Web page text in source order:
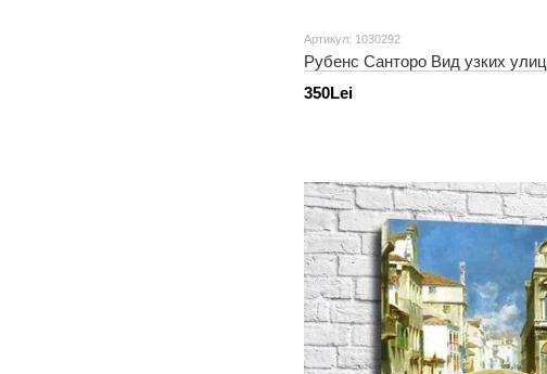
Артикул: 1030292
Рубенс Санторо Вид узких улиц
350Lei